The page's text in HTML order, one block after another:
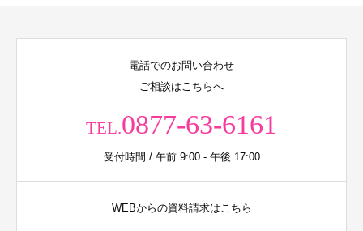
電話でのお問い合わせ
ご相談はこちらへ
TEL.0877-63-6161
受付時間 / 午前 9:00 - 午後 17:00
WEBからの資料請求はこちら